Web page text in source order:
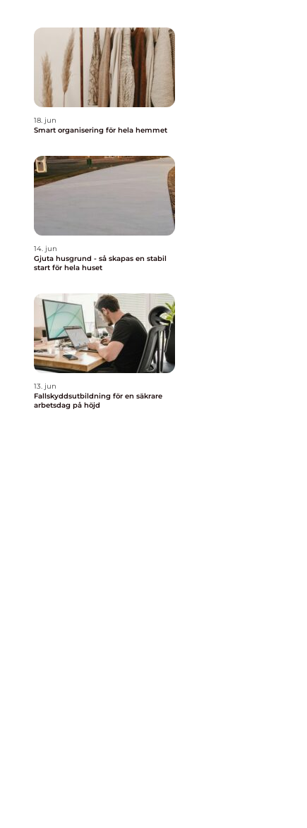
18. jun
Smart organisering för hela hemmet
14. jun
Gjuta husgrund - så skapas en stabil
start för hela huset
13. jun
Fallskyddsutbildning för en säkrare
arbetsdag på höjd